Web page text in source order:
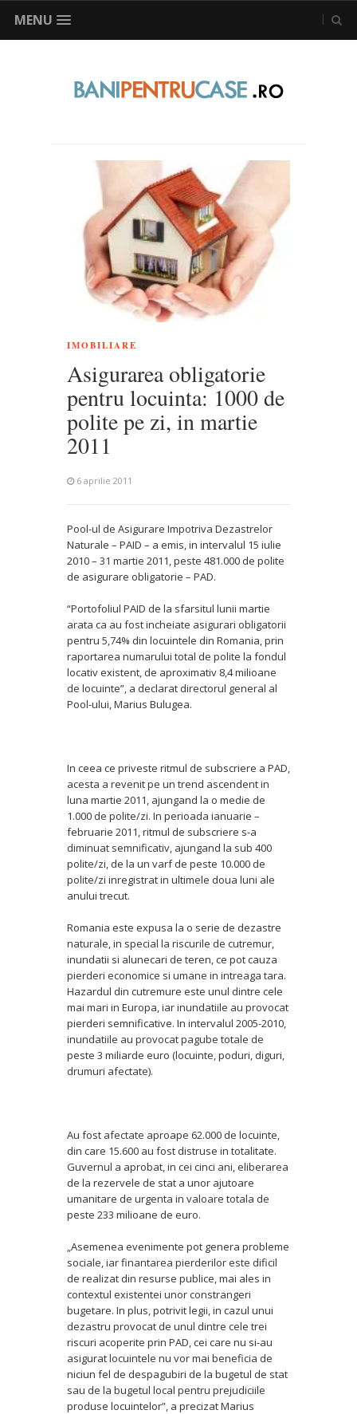
MENU
IMOBILIARE
Asigurarea obligatorie
pentru locuinta: 1000 de
polite pe zi, in martie
2011
6 aprilie 2011
Pool-ul de Asigurare Impotriva Dezastrelor
Naturale – PAID – a emis, in intervalul 15 iulie
2010 – 31 martie 2011, peste 481.000 de polite
de asigurare obligatorie – PAD.
“Portofoliul PAID de la sfarsitul lunii martie
arata ca au fost incheiate asigurari obligatorii
pentru 5,74% din locuintele din Romania, prin
raportarea numarului total de polite la fondul
locativ existent, de aproximativ 8,4 milioane
de locuinte”, a declarat directorul general al
Pool-ului, Marius Bulugea.
In ceea ce priveste ritmul de subscriere a PAD,
acesta a revenit pe un trend ascendent in
luna martie 2011, ajungand la o medie de
1.000 de polite/zi. In perioada ianuarie –
februarie 2011, ritmul de subscriere s-a
diminuat semnificativ, ajungand la sub 400
polite/zi, de la un varf de peste 10.000 de
polite/zi inregistrat in ultimele doua luni ale
anului trecut.
Romania este expusa la o serie de dezastre
naturale, in special la riscurile de cutremur,
inundatii si alunecari de teren, ce pot cauza
pierderi economice si umane in intreaga tara.
Hazardul din cutremure este unul dintre cele
mai mari in Europa, iar inundatiile au provocat
pierderi semnificative. In intervalul 2005-2010,
inundatiile au provocat pagube totale de
peste 3 miliarde euro (locuinte, poduri, diguri,
drumuri afectate).
Au fost afectate aproape 62.000 de locuinte,
din care 15.600 au fost distruse in totalitate.
Guvernul a aprobat, in cei cinci ani, eliberarea
de la rezervele de stat a unor ajutoare
umanitare de urgenta in valoare totala de
peste 233 milioane de euro.
„Asemenea evenimente pot genera probleme
sociale, iar finantarea pierderilor este dificil
de realizat din resurse publice, mai ales in
contextul existentei unor constrangeri
bugetare. In plus, potrivit legii, in cazul unui
dezastru provocat de unul dintre cele trei
riscuri acoperite prin PAD, cei care nu si-au
asigurat locuintele nu vor mai beneficia de
niciun fel de despagubiri de la bugetul de stat
sau de la bugetul local pentru prejudiciile
produse locuintelor”, a precizat Marius